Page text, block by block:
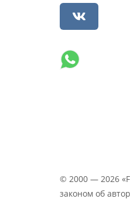
© 2000 — 2026
законом об